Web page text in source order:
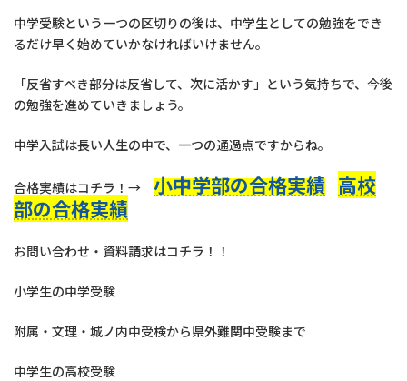
中学受験という一つの区切りの後は、中学生としての勉強をでき
るだけ早く始めていかなければいけません。
「反省すべき部分は反省して、次に活かす」という気持ちで、今後
の勉強を進めていきましょう。
中学入試は長い人生の中で、一つの通過点ですからね。
合格実績はコチラ！→ 小中学部の合格実績 高校
部の合格実績
お問い合わせ・資料請求はコチラ！！
小学生の中学受験
附属・文理・城ノ内中受検から県外難関中受験まで
中学生の高校受験